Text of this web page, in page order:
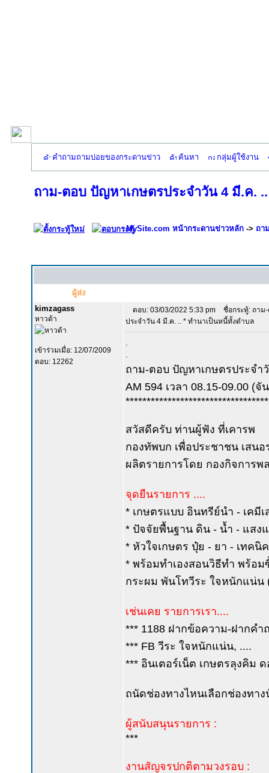
คำถามถามบ่อยของกระดานข่าว ค้นหา กลุ่มผู้ใช้งาน
ถาม-ตอบ ปัญหาเกษตรประจำวัน 4 มี.ค.
MySite.com หน้ากระดานข่าวหลัก -> ถา
ผู้ส่ง
kimzagass
หาวด้า
เข้าร่วมเมื่อ: 12/07/2009
ตอบ: 12262
ตอบ: 03/03/2022 5:33 pm
ชื่อกระทู้: ถาม
ประจำวัน 4 มี.ค. .. * ทำนาเป็นหนี้ทั้งตำบล
ถาม-ตอบ ปัญหาเกษตรประจำ
AM 594 เวลา 08.15-09.00 (จั
สวัสดีครับ ท่านผู้ฟัง ที่เคารพ
กองทัพบก เพื่อประชาชน เสน
ผลิตรายการโดย กองกิจการ
จุดยืนรายการ ....
* เกษตรแบบ อินทรีย์นำ - เคมีเ
* ปัจจัยพื้นฐาน ดิน - น้ำ - แสง
* หัวใจเกษตร ปุ๋ย - ยา - เทค
* พร้อมทำเองสอนวิธีทำ พร้อ
กระผม พันโทวีระ ใจหนักแน่น
เช่นเคย รายการเรา....
*** 1188 ฝากข้อความ-ฝากคำ
*** FB วีระ ใจหนักแน่น, ....
*** อินเตอร์เน็ต เกษตรลุงคิม
ถนัดช่องทางไหนเลือกช่องทา
ผู้สนับสนุนรายการ :
***
งานสัญจรปกติตามวงรอบ :